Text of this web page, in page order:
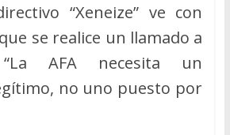
“Xeneize” ve con
se realice un llamado a
“La AFA necesita un
no uno puesto por